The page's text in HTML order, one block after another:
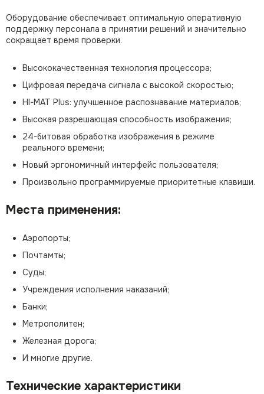
Оборудование обеспечивает оптимальную оперативную
поддержку персонала в принятии решений и значительно
сокращает время проверки.
Высококачественная технология процессора;
Цифровая передача сигнала с высокой скоростью;
HI-MAT Plus: улучшенное распознавание материалов;
Высокая разрешающая способность изображения;
24-битовая обработка изображения в режиме
реального времени;
Новый эргономичный интерфейс пользователя;
Произвольно программируемые приоритетные клавиши.
Места применения:
Аэропорты;
Почтамты;
Суды;
Учреждения исполнения наказаний;
Банки;
Метрополитен;
Железная дорога;
И многие другие.
Технические характеристики